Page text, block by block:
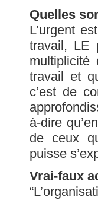
Quelles
L’urgent
travail, LE
multiplicité
travail et
c’est de
à-dire
de ceux
puisse
Vrai-faux